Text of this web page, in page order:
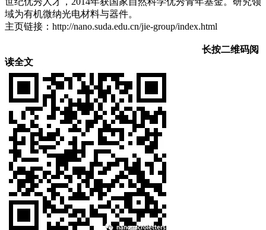
域为有机微纳光电材料与器件。
主页链接：http://nano.suda.edu.cn/jie-group/index.html
长按二维码阅
读全文